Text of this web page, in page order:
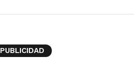
PUBLICIDAD